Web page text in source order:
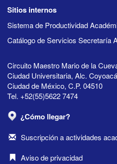
Sitios internos
Sistema de Productividad
Catálogo de Servicios Secretaría
Circuito Maestro Mario de la
Ciudad Universitaria, Alc.
Ciudad de México, C.P. 04510
Tel. +52(55)5622 7474
¿Cómo llegar?
Suscripción a actividades
Aviso de privacidad